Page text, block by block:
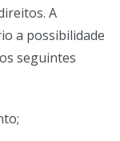
A
a possibilidade
seguintes